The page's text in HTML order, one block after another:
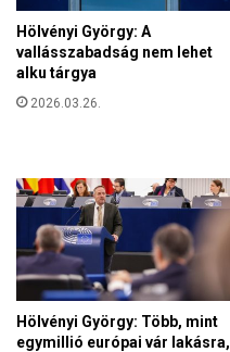
Hölvényi György: A
vallásszabadság nem lehet
alku tárgya
2026.03.26.
Hölvényi György: Több, mint
egymillió európai vár lakásra,